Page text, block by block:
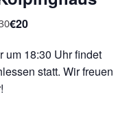
€20
um 18:30 Uhr findet
statt. Wir freuen